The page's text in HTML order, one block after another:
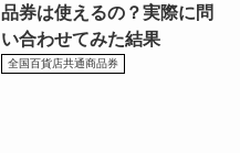
品券は使えるの？実際に問
い合わせてみた結果
全国百貨店共通商品券